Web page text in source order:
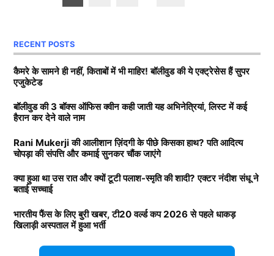
pagination
RECENT POSTS
कैमरे के सामने ही नहीं, किताबों में भी माहिर! बॉलीवुड की ये एक्ट्रेसेस हैं सुपर
एजुकेटेड
बॉलीवुड की 3 बॉक्स ऑफिस क्वीन कही जाती यह अभिनेत्रियां, लिस्ट में कई
हैरान कर देने वाले नाम
Rani Mukerji की आलीशान ज़िंदगी के पीछे किसका हाथ? पति आदित्य
चोपड़ा की संपत्ति और कमाई सुनकर चौंक जाएंगे
क्या हुआ था उस रात और क्यों टूटी पलाश-स्मृति की शादी? एक्टर नंदीश संधू ने
बताई सच्चाई
भारतीय फैंस के लिए बुरी खबर, टी20 वर्ल्ड कप 2026 से पहले धाकड़
खिलाड़ी अस्पताल में हुआ भर्ती